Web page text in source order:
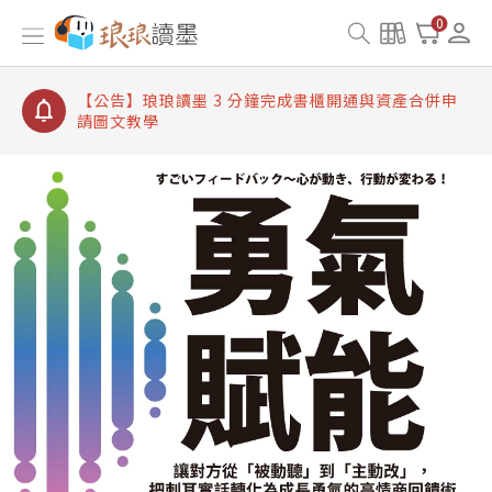
0
【公告】琅琅讀墨書櫃開通常見問題
【公告】琅琅讀墨 3 分鐘完成書櫃開通與資產合併申
【公告】琅琅書店服務升級重要說明及資產合併結果
查詢